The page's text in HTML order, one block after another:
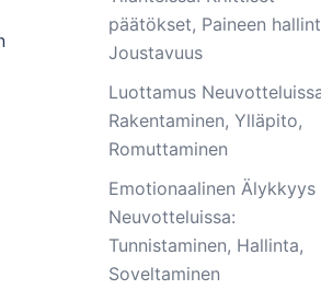
päätökset, Paineen
Joustavuus
Luottamus
Rakentaminen, Ylläpito,
Romuttaminen
Emotionaalinen Älykkyys
Neuvotteluissa:
Tunnistaminen, Hallinta,
Soveltaminen